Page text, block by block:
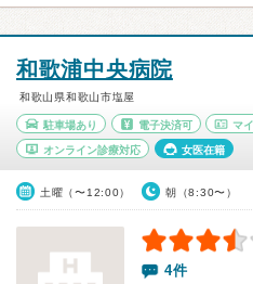
和歌浦中央病院
和歌山県和歌山市塩屋
駐車場あり 電子決済可 マ
オンライン診療対応 女医在籍
土曜（〜12:00） 朝（8:30〜）
4件